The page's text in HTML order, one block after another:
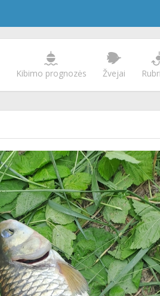
Kibimo prognozės Žvejai